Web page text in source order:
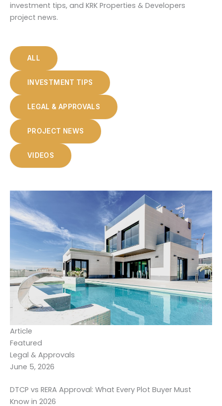
investment tips, and KRK Properties & Developers
project news.
ALL
INVESTMENT TIPS
LEGAL & APPROVALS
PROJECT NEWS
VIDEOS
Article
Featured
Legal & Approvals
June 5, 2026
DTCP vs RERA Approval: What Every Plot Buyer Must
Know in 2026